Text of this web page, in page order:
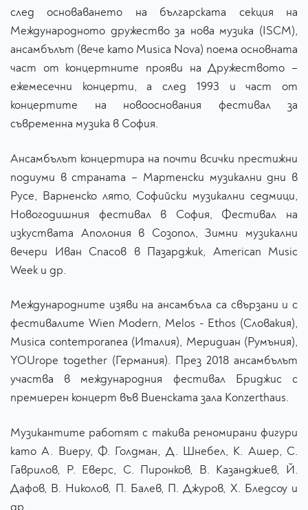
след основаването на българската секция на
Международното дружество за нова музика (ISCM),
ансамбълът (вече като Musica Nova) поема основната
част от концертните прояви на Дружеството –
ежемесечни концерти, а след 1993 и част от
концертите на новооснования фестивал за
съвременна музика в София.
Ансамбълът концертира на почти всички престижни
подиуми в страната – Мартенски музикални дни в
Русе, Варненско лято, Софийски музикални седмици,
Новогодишния фестивал в София, Фестивал на
изкуствата Аполония в Созопол, Зимни музикални
вечери Иван Спасов в Пазарджик, American Music
Week и др.
Международните изяви на ансамбъла са свързани и с
фестивалите Wien Modern, Melos - Ethos (Словакия),
Musica сontemporanea (Италия), Меридиан (Румъния),
YOUrope together (Германия). През 2018 ансамбълът
участва в международния фестивал Бриджис с
премиерен концерт във Виенската зала Konzerthaus.
Музикантите работят с такива реномирани фигури
като А. Виеру, Ф. Голдман, Д. Шнебел, К. Ашер, С.
Гаврилов, Р. Еверс, С. Пиронков, В. Казанджиев, Й.
Дафов, В. Николов, П. Балев, П. Джуров, Х. Бледсоу и
др.